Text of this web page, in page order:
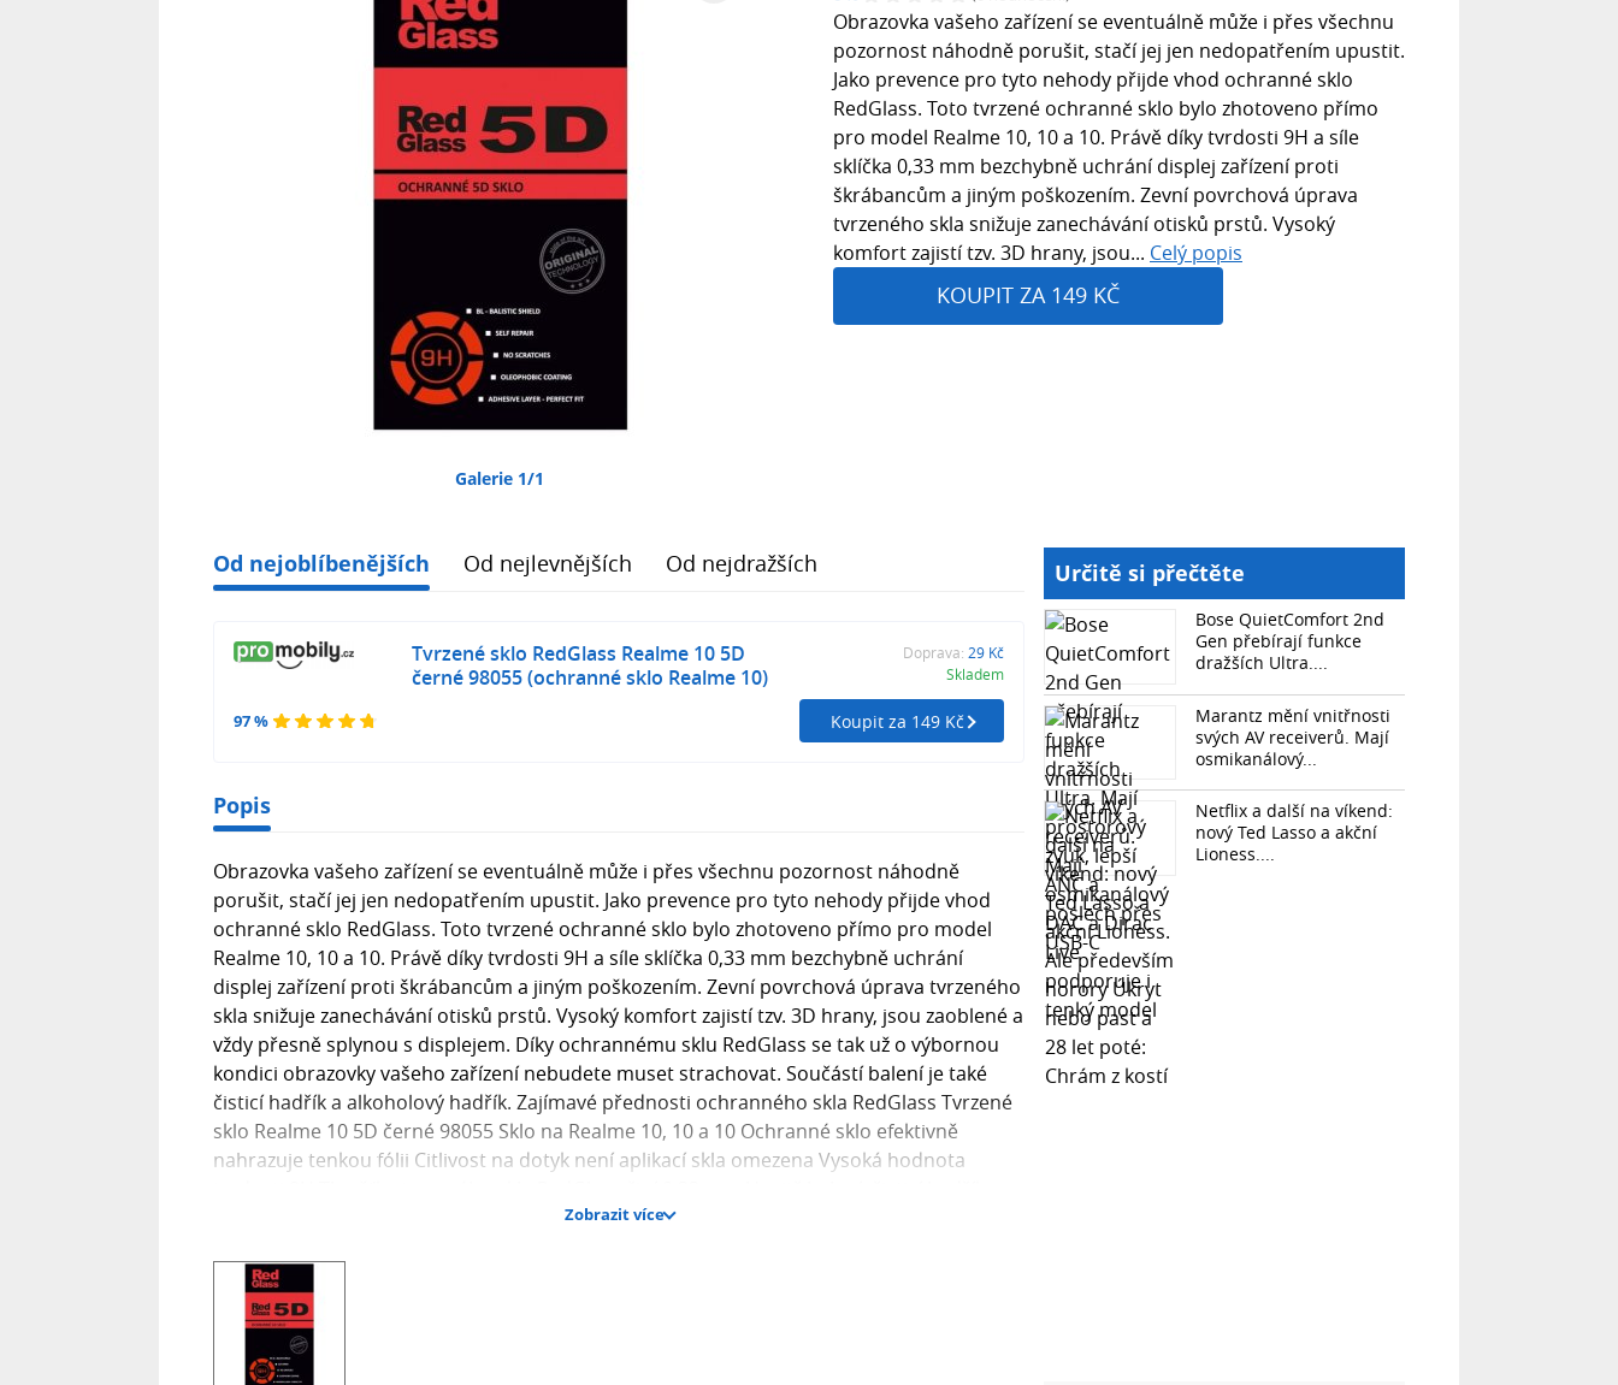
Galerie 1/1
Obrazovka vašeho zařízení se eventuálně může i přes všechnu
pozornost náhodně porušit, stačí jej jen nedopatřením upustit.
Jako prevence pro tyto nehody přijde vhod ochranné sklo
RedGlass. Toto tvrzené ochranné sklo bylo zhotoveno přímo
pro model Realme 10, 10 a 10. Právě díky tvrdosti 9H a síle
sklíčka 0,33 mm bezchybně uchrání displej zařízení proti
škrábancům a jiným poškozením. Zevní povrchová úprava
tvrzeného skla snižuje zanechávání otisků prstů. Vysoký
komfort zajistí tzv. 3D hrany, jsou... Celý popis
KOUPIT ZA 149 KČ
Od nejoblíbenějších Od nejlevnějších Od nejdražších
97 %
Tvrzené sklo RedGlass Realme 10 5D
černé 98055 (ochranné sklo Realme 10)
Doprava: 29 Kč
Skladem
Koupit za 149 Kč
Popis
Obrazovka vašeho zařízení se eventuálně může i přes všechnu pozornost náhodně
porušit, stačí jej jen nedopatřením upustit. Jako prevence pro tyto nehody přijde vhod
ochranné sklo RedGlass. Toto tvrzené ochranné sklo bylo zhotoveno přímo pro model
Realme 10, 10 a 10. Právě díky tvrdosti 9H a síle sklíčka 0,33 mm bezchybně uchrání
displej zařízení proti škrábancům a jiným poškozením. Zevní povrchová úprava tvrzeného
skla snižuje zanechávání otisků prstů. Vysoký komfort zajistí tzv. 3D hrany, jsou zaoblené a
vždy přesně splynou s displejem. Díky ochrannému sklu RedGlass se tak už o výbornou
kondici obrazovky vašeho zařízení nebudete muset strachovat. Součástí balení je také
čisticí hadřík a alkoholový hadřík. Zajímavé přednosti ochranného skla RedGlass Tvrzené
sklo Realme 10 5D černé 98055 Sklo na Realme 10, 10 a 10 Ochranné sklo efektivně
nahrazuje tenkou fólii Citlivost na dotyk není aplikací skla omezena Vysoká hodnota
Zobrazit více
Určitě si přečtěte
Bose QuietComfort 2nd
Gen přebírají funkce
dražších Ultra....
Marantz mění vnitřnosti
svých AV receiverů. Mají
osmikanálový...
Netflix a další na víkend:
nový Ted Lasso a akční
Lioness....